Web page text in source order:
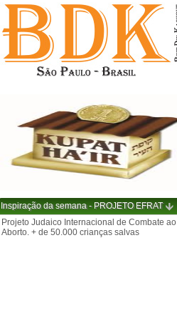
Inspiração da semana - PROJETO EFRAT
Projeto Judaico Internacional de Combate ao
Aborto. + de 50.000 crianças salvas